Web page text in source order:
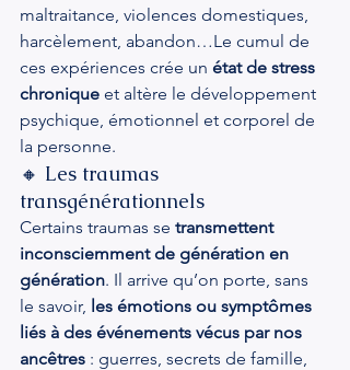
maltraitance, violences domestiques,
harcèlement, abandon…Le cumul de
ces expériences crée un état de stress
chronique et altère le développement
psychique, émotionnel et corporel de
la personne.
🔸 Les traumas
transgénérationnels
Certains traumas se transmettent
inconsciemment de génération en
génération. Il arrive qu’on porte, sans
le savoir, les émotions ou symptômes
liés à des événements vécus par nos
ancêtres : guerres, secrets de famille,